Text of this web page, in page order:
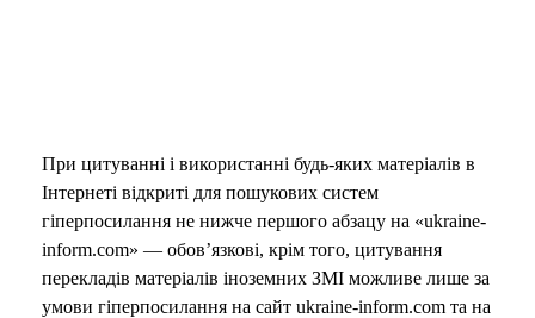
При цитуванні і використанні будь-яких матеріалів в
Інтернеті відкриті для пошукових систем
гіперпосилання не нижче першого абзацу на «ukraine-
inform.com» — обов’язкові, крім того, цитування
перекладів матеріалів іноземних ЗМІ можливе лише за
умови гіперпосилання на сайт ukraine-inform.com та на